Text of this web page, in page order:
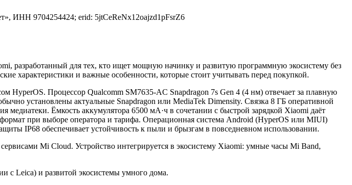
ИНН 9704254424; erid: 5jtCeReNx12oajzd1pFsrZ6
разработанный для тех, кто ищет мощную начинку и развитую программную экосистему без
характеристики и важные особенности, которые стоит учитывать перед покупкой.
HyperOS. Процессор Qualcomm SM7635-AC Snapdragon 7s Gen 4 (4 нм) отвечает за плавную
установлены актуальные Snapdragon или MediaTek Dimensity. Связка 8 ГБ оперативной
Ёмкость аккумулятора 6500 мА·ч в сочетании с быстрой зарядкой Xiaomi даёт
при выборе оператора и тарифа. Операционная система Android (HyperOS или MIUI)
IP68 обеспечивает устойчивость к пыли и брызгам в повседневном использовании.
Mi Cloud. Устройство интегрируется в экосистему Xiaomi: умные часы Mi Band,
с Leica) и развитой экосистемы умного дома.